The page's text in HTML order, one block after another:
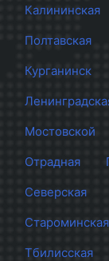
Калининская
Полтавская
Курганинск
Мостовской
Отрадная
Северская
Староминская
Тбилисская